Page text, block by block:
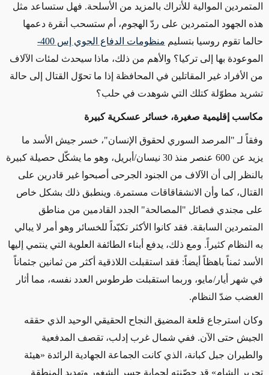
المتمردين الموالية للأتراك بالمزيد من الأسلحة. فهل ستساعد مثل
هذه الجهود المتمردين على ردّ الهجوم، أم ستسحب أنقرة دعمها
حالما تقوم روسيا بتسليم منظومات الدفاع الجوي إس 400-
الموعودة بها إلى تركيا؟ والأهم من ذلك، ماذا سيحدث لمئات الآلاف
من الأفراد غير المقاتلين في المحافظة إذا ما تحوّل القتال إلى حالة
تشريد مطوّلة كتلك التي شوهدت في حلب؟
مكاسب إقليمية صغيرة، خسائر عسكرية كبيرة
وفقاً لـ "المرصد السوري لحقوق الإنسان"، خسر جيش الأسد ما
يزيد عن 600 عنصر منذ 30 نيسان/أبريل، وهو ما يشكّل حصيلة كبيرة
بالنظر إلى أن الآلاف من الجنود الجرحى أصبحوا غير قادرين على
القتال، كما وأن الانشقاقاقات مستمرة. وينطبق ذلك بشكل خاص
على مجندي فصائل "المصالحة" الجدد القادمين من مناطق
المتمردين السابقة. فقد كانوا الأكثر تكبّداً للخسائر وهو أمر لا يبالي
به النظام كثيراً. ومع ذلك، يدفع أبناء الطائفة العلوية التي ينتمي إليها
الأسد ثمناً باهظاً أيضاً: فقد استقبلت اللاذقية أكثر من ثمانين جثماناً
في شهر أيار/مايو، وربما استقبلت طرطوس العدد نفسه، مما أثار
الغضب ضدّ النظام.
وكان استرجاع قلعة المضيق النجاح الحقيقي الوحيد الذي حققه
الجيش حتى الآن. ففي شمال غرب إدلب، تقصف المدفعية
والطيران جبل كبانة، الذي كانت الجماعة الجهادية الرائدة «هيئة
تحرير الشام» قد حصّنته لحماية جسر الشغور وتهديد المنطقة